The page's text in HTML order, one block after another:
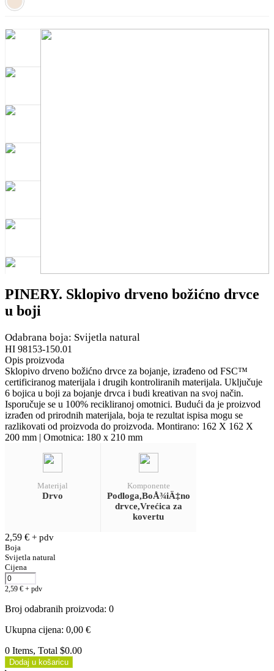
PINERY. Sklopivo drveno božićno drvce
u boji
Odabrana boja: Svijetla natural
HI 98153-150.01
Opis proizvoda
Sklopivo drveno božićno drvce za bojanje, izrađeno od FSC™
certificiranog materijala i drugih kontroliranih materijala. Uključuje
6 bojica u boji za bojanje drvca i budi kreativan na svoj način.
Isporučuje se u 100% recikliranoj omotnici. Budući da je proizvod
izrađen od prirodnih materijala, boja te rezultat ispisa mogu se
razlikovati od proizvoda do proizvoda. Montirano: 162 X 162 X
200 mm | Omotnica: 180 x 210 mm
Materijal
Drvo
Komponente
Podloga,BoÅ¾iÄ‡no
drvce,Vrećica za
kovertu
2,59 € + pdv
Boja
Svijetla natural
Cijena
2,59 € + pdv
Broj odabranih proizvoda: 0
Ukupna cijena: 0,00 €
0 Items, Total $0.00
Dodaj u košaricu